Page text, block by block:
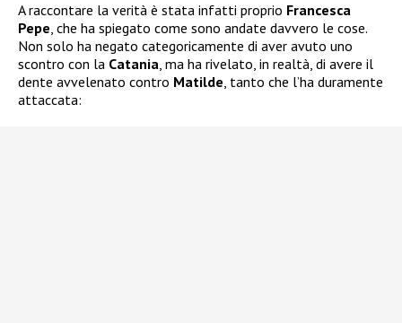
A raccontare la verità è stata infatti proprio Francesca
Pepe, che ha spiegato come sono andate davvero le cose.
Non solo ha negato categoricamente di aver avuto uno
scontro con la Catania, ma ha rivelato, in realtà, di avere il
dente avvelenato contro Matilde, tanto che l’ha duramente
attaccata: